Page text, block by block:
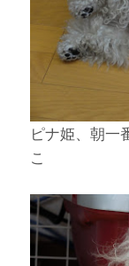
ピナ姫、朝
こ